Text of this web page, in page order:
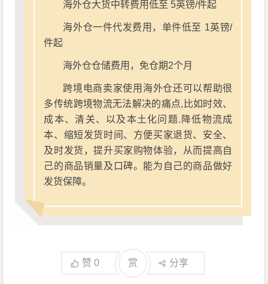
海外仓大货中转费用低至 5英镑/件起
海外仓一件代发费用，单件低至 1英镑/
件起
海外仓仓储费用，免仓期2个月
跨境电商卖家使用海外仓还可以帮助很
多传统跨境物流无法解决的痛点,比如时效、
成本、清关、以及本土化问题.降低物流成
本、缩短发货时间、方便买家退货、安全、
及时发货，提升买家购物体验，从而提高自
己的商品销量及口碑。能为自己的商品做好
发货保障。
赞0 赏 分享